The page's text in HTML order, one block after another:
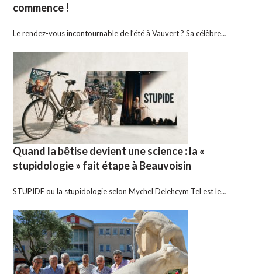
commence !
Le rendez-vous incontournable de l’été à Vauvert ? Sa célèbre…
Quand la bêtise devient une science : la «
stupidologie » fait étape à Beauvoisin
STUPIDE ou la stupidologie selon Mychel Delehcym Tel est le…